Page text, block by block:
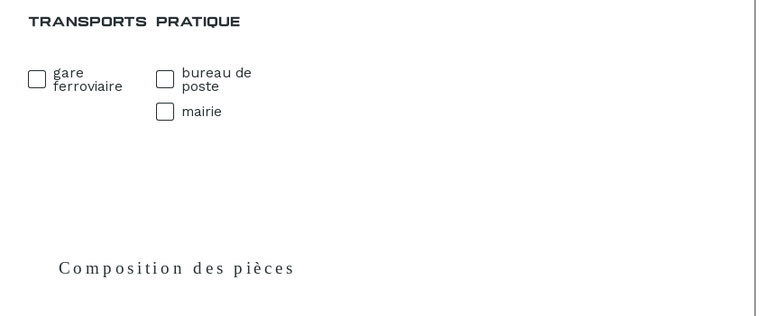
TRANSPORTS
gare
ferroviaire
PRATIQUE
bureau de
poste
mairie
Composition des pièces